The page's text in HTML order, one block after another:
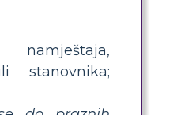
stanovnika;